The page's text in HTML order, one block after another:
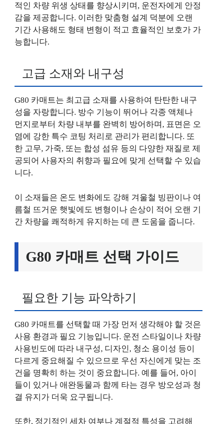
적인 차량 위생 상태를 향상시키며, 운전자에게 안정
감을 제공합니다. 이러한 맞춤형 설계 덕분에 오랜
기간 사용해도 형태 변형이 적고 효율적인 보호가 가
능합니다.
고급 소재와 내구성
G80 카매트는 최고급 소재를 사용하여 탄탄한 내구
성을 자랑합니다. 방수 기능이 뛰어나 각종 액체나
먼지로부터 차량 내부를 완벽히 방어하며, 표면은 오
염에 강한 특수 코팅 처리로 관리가 편리합니다. 또
한 고무, 가죽, 또는 합성 섬유 등의 다양한 재질로 제
공되어 사용자의 취향과 필요에 맞게 선택할 수 있습
니다.
이 소재들은 온도 변화에도 강해 겨울철 빙판이나 여
름철 뜨거운 햇빛에도 변형이나 손상이 적어 오랜 기
간 차량을 쾌적하게 유지하는 데 큰 도움을 줍니다.
G80 카매트 선택 가이드
필요한 기능 파악하기
G80 카매트를 선택할 때 가장 먼저 생각해야 할 것은
사용 환경과 필요 기능입니다. 운전 스타일이나 차량
사용빈도에 따라 내구성, 디자인, 청소 용이성 등이
다르게 중요해질 수 있으므로 우선 자신에게 맞는 조
건을 명확히 하는 것이 중요합니다. 예를 들어, 아이
들이 있거나 애완동물과 함께 타는 경우 방오성과 청
결 유지가 더욱 요구됩니다.
또한, 정기적인 세차 여부나 계절적 특성을 고려해